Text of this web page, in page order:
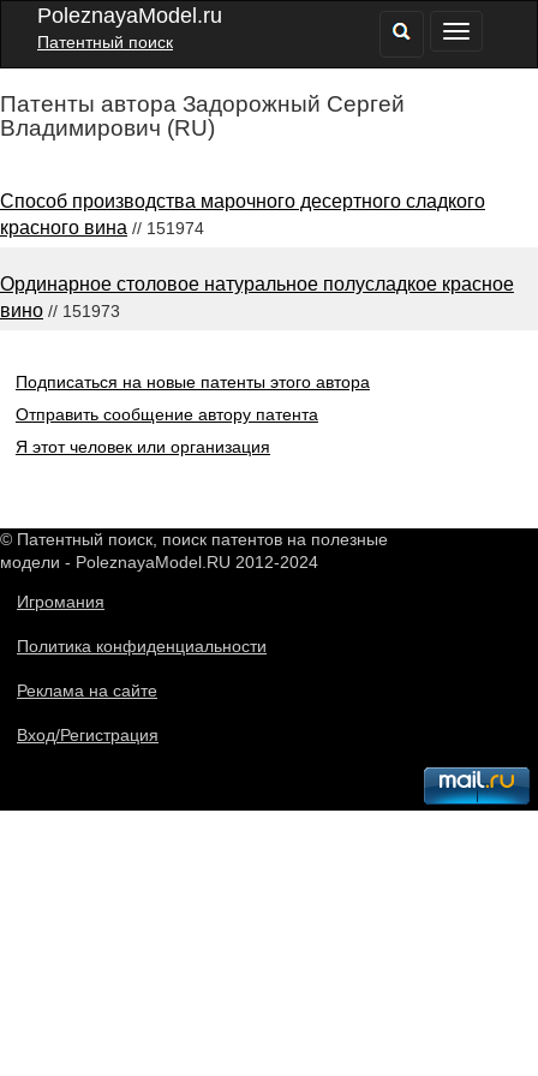
PoleznayaModel.ru
Патентный поиск
Патенты автора Задорожный Сергей
Владимирович (RU)
Способ производства марочного десертного сладкого
красного вина // 151974
Ординарное столовое натуральное полусладкое красное
вино // 151973
Подписаться на новые патенты этого автора
Отправить сообщение автору патента
Я этот человек или организация
© Патентный поиск, поиск патентов на полезные
модели - PoleznayaModel.RU 2012-2024
Игромания
Политика конфиденциальности
Реклама на сайте
Вход/Регистрация